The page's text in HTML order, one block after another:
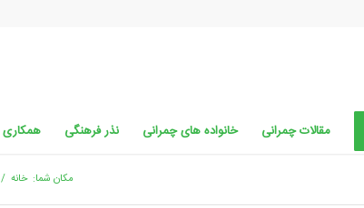
مقالات چمرانی خانواده های چمرانی نذر فرهنگی همکاری
مکان شما: خانه /